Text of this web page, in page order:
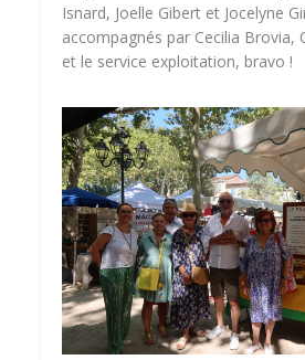
Isnard, Joelle Gibert et Jocelyne
accompagnés par Cecilia Brovia,
et le service exploitation, bravo !